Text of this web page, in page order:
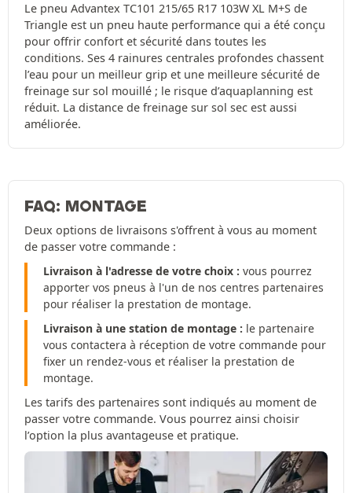
Le pneu Advantex TC101 215/65 R17 103W XL M+S de
Triangle est un pneu haute performance qui a été conçu
pour offrir confort et sécurité dans toutes les
conditions. Ses 4 rainures centrales profondes chassent
l’eau pour un meilleur grip et une meilleure sécurité de
freinage sur sol mouillé ; le risque d’aquaplanning est
réduit. La distance de freinage sur sol sec est aussi
améliorée.
FAQ: MONTAGE
Deux options de livraisons s'offrent à vous au moment
de passer votre commande :
Livraison à l'adresse de votre choix : vous pourrez
apporter vos pneus à l'un de nos centres partenaires
pour réaliser la prestation de montage.
Livraison à une station de montage : le partenaire
vous contactera à réception de votre commande pour
fixer un rendez-vous et réaliser la prestation de
montage.
Les tarifs des partenaires sont indiqués au moment de
passer votre commande. Vous pourrez ainsi choisir
l’option la plus avantageuse et pratique.